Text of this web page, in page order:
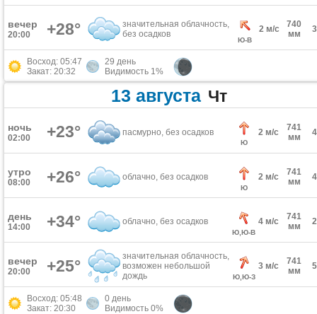
вечер
20:00 +28°
значительная облачность,
без осадков
Ю-В
2 м/с
740
мм
Восход: 05:47
Закат: 20:32
29 день
Видимость 1%
13 августа Чт
ночь
02:00 +23° пасмурно, без осадков
Ю
2 м/с
741
мм
утро
08:00 +26° облачно, без осадков
Ю
2 м/с
741
мм
день
14:00 +34° облачно, без осадков
Ю,Ю-В
4 м/с
741
мм
вечер
20:00 +25°
значительная облачность,
возможен небольшой
дождь
Ю,Ю-З
3 м/с
741
мм
Восход: 05:48
Закат: 20:30
0 день
Видимость 0%